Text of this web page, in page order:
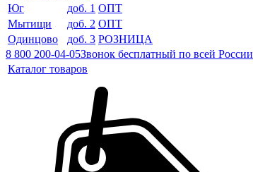
Юг
доб. 1 ОПТ
Мытищи
доб. 2 ОПТ
Одинцово
доб. 3 РОЗНИЦА
8 800 200-04-05Звонок бесплатный по всей России
Каталог товаров